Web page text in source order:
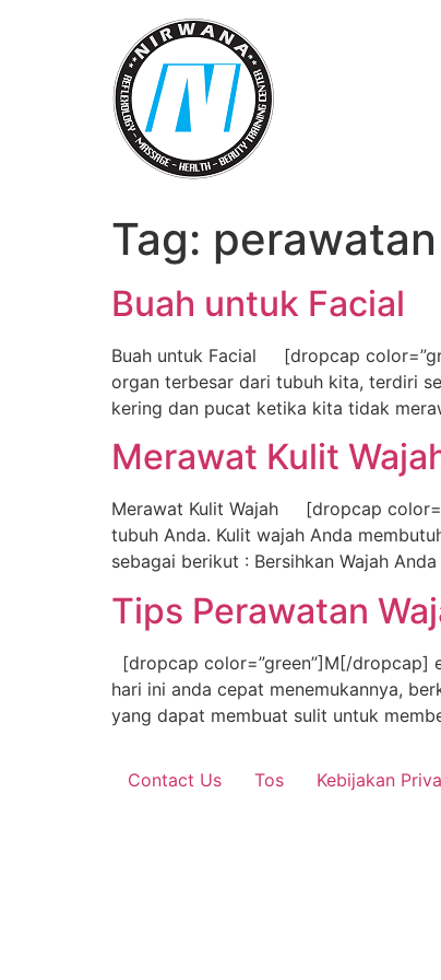
Tag:
Buah untuk Facial
Buah untuk Facial [dropcap
organ terbesar dari tubuh kita, terdiri
kering dan pucat ketika kita tidak
Merawat Kulit
Merawat Kulit Wajah [dropcap
tubuh Anda. Kulit wajah Anda
sebagai berikut : Bersihkan Wajah
Tips Perawatan
[dropcap color=”green”]M[/dropcap]
hari ini anda cepat menemukannya,
yang dapat membuat sulit untuk
Contact Us Tos Kebijakan